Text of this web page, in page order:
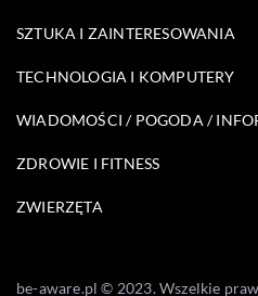
SZTUKA I ZAINTERESOWANIA
TECHNOLOGIA I KOMPUTERY
WIADOMOŚCI / POGODA /
ZDROWIE I FITNESS
ZWIERZĘTA
be-aware.pl © 2023. Wszelkie